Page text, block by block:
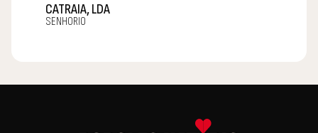
CATRAIA, LDA
SENHORIO